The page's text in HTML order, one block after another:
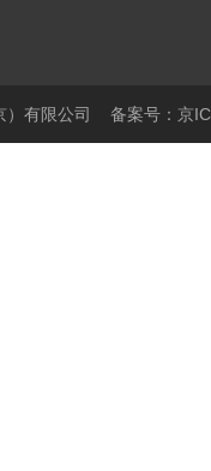
）有限公司 备案号：京